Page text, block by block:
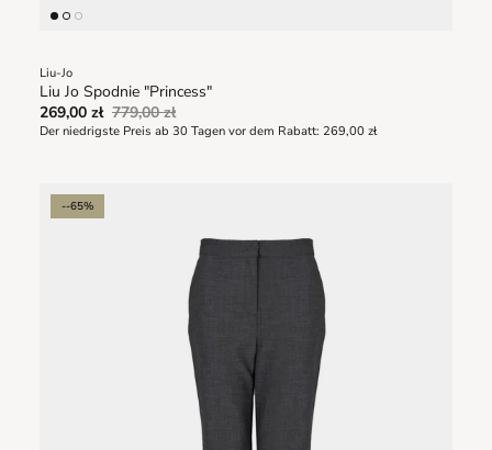
Liu-Jo
Liu Jo Spodnie "Princess"
269,00 zł 779,00 zł
Der niedrigste Preis ab 30 Tagen vor dem Rabatt: 269,00 zł
--65%